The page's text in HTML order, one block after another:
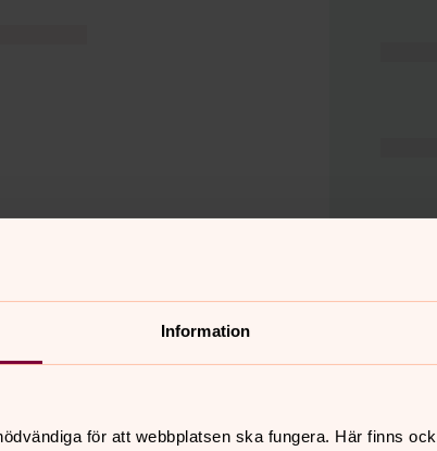
Information
för att webbplatsen ska fungera. Här finns